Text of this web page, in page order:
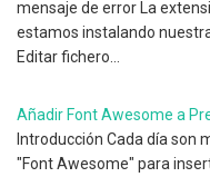
mensaje de error La
estamos instalando
Editar fichero…
Añadir Font Awesome a
Introducción Cada día son
"Font Awesome" para